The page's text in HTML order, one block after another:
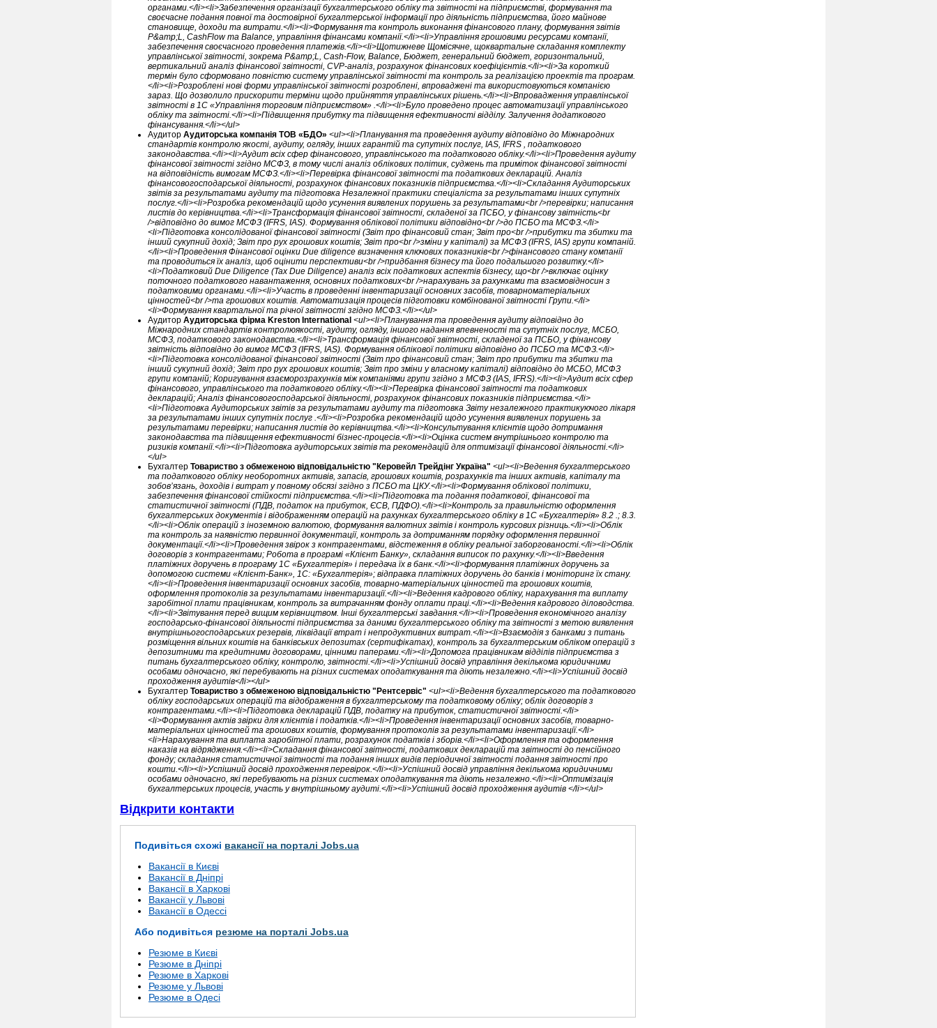
органами.</li><li>Забезпечення організації бухгалтерського обліку та звітності на підприємстві, формування та
своєчасне подання повної та достовірної бухгалтерської інформації про діяльність підприємства, його майнове
становище, доходи та витрати.</li><li>Формування та контроль виконання фінансового плану, формування звітів
P&amp;L, CashFlow та Balance, управління фінансами компанії.</li><li>Управління грошовими ресурсами компанії,
забезпечення своєчасного проведення платежів.</li><li>Щотижневе Щомісячне, щоквартальне складання комплекту
управлінської звітності, зокрема P&amp;L, Cash-Flow, Balance, Бюджет, генеральний бюджет, горизонтальний,
вертикальний аналіз фінансової звітності, СVP-аналіз, розрахунок фінансових коефіцієнтів.</li><li>За короткий
термін було сформовано повністю систему управлінської звітності та контроль за реалізацією проектів та програм.
</li><li>Розроблені нові форми управлінської звітності розроблені, впроваджені та використовуються компанією
зараз. Що дозволило прискорити терміни щодо прийняття управлінських рішень.</li><li>Впровадження управлінської
звітності в 1С «Управління торговим підприємством» .</li><li>Було проведено процес автоматизації управлінського
обліку та звітності.</li><li>Підвищення прибутку та підвищення ефективності відділу. Залучення додаткового
фінансування.</li></ul>
Аудитор Аудиторська компанія ТОВ «БДО» <ul><li>Планування та проведення аудиту відповідно до Міжнародних
стандартів контролю якості, аудиту, огляду, інших гарантій та супутніх послуг, IAS, IFRS , податкового
законодавства.</li><li>Аудит всіх сфер фінансового, управлінського та податкового обліку.</li><li>Проведення аудиту
фінансової звітності згідно МСФЗ, в тому числі аналіз облікових політик, суджень та приміток фінансової звітності
на відповідність вимогам МСФЗ.</li><li>Перевірка фінансової звітності та податкових декларацій. Аналіз
фінансовогосподарської діяльності, розрахунок фінансових показників підприємства.</li><li>Складання Аудиторських
звітів за результатами аудиту та підготовка Незалежної практики спеціаліста за результатами інших супутніх
послуг.</li><li>Розробка рекомендацій щодо усунення виявлених порушень за результатами<br />перевірки; написання
листів до керівництва.</li><li>Трансформація фінансової звітності, складеної за ПСБО, у фінансову звітність<br
/>відповідно до вимог МСФЗ (IFRS, IAS). Формування облікової політики відповідно<br />до ПСБО та МСФЗ.</li>
<li>Підготовка консолідованої фінансової звітності (Звіт про фінансовий стан; Звіт про<br />прибутки та збитки та
інший сукупний дохід; Звіт про рух грошових коштів; Звіт про<br />зміни у капіталі) за МСФЗ (IFRS, IAS) групи компаній.
</li><li>Проведення Фінансової оцінки Due diligence визначення ключових показників<br />фінансового стану компанії
та проводиться їх аналіз, щоб оцінити перспективи<br />придбання бізнесу та його подальшого розвитку.</li>
<li>Податковий Due Diligence (Tax Due Diligence) аналіз всіх податкових аспектів бізнесу, що<br />включає оцінку
поточного податкового навантаження, основних податкових<br />нарахувань за рахунками та взаємовідносин з
податковими органами.</li><li>Участь в проведенні інвентаризації основних засобів, товарноматеріальних
цінностей<br />та грошових коштів. Автоматизація процесів підготовки комбінованої звітності Групи.</li>
<li>Формування квартальної та річної звітності згідно МСФЗ.</li></ul>
Аудитор Аудиторська фірма Kreston International <ul><li>Планування та проведення аудиту відповідно до
Міжнародних стандартів контролюякості, аудиту, огляду, іншого надання впевненості та супутніх послуг, МСБО,
МСФЗ, податкового законодавства.</li><li>Трансформація фінансової звітності, складеної за ПСБО, у фінансову
звітність відповідно до вимог МСФЗ (IFRS, IAS). Формування облікової політики відповідно до ПСБО та МСФЗ.</li>
<li>Підготовка консолідованої фінансової звітності (Звіт про фінансовий стан; Звіт про прибутки та збитки та
інший сукупний дохід; Звіт про рух грошових коштів; Звіт про зміни у власному капіталі) відповідно до МСБО, МСФЗ
групи компаній; Коригування взаєморозрахунків між компаніями групи згідно з МСФЗ (IAS, IFRS).</li><li>Аудит всіх сфер
фінансового, управлінського та податкового обліку.</li><li>Перевірка фінансової звітності та податкових
декларацій; Аналіз фінансовогосподарської діяльності, розрахунок фінансових показників підприємства.</li>
<li>Підготовка Аудиторських звітів за результатами аудиту та підготовка Звіту незалежного практикуючого лікаря
за результатами інших супутніх послуг .</li><li>Розробка рекомендацій щодо усунення виявлених порушень за
результатами перевірки; написання листів до керівництва.</li><li>Консультування клієнтів щодо дотримання
законодавства та підвищення ефективності бізнес-процесів.</li><li>Оцінка систем внутрішнього контролю та
ризиків компанії.</li><li>Підготовка аудиторських звітів та рекомендацій для оптимізації фінансової діяльності.</li>
</ul>
Бухгалтер Товариство з обмеженою відповідальністю "Керовейл Трейдінг Україна" <ul><li>Ведення бухгалтерського
та податкового обліку необоротних активів, запасів, грошових коштів, розрахунків та інших активів, капіталу та
зобов’язань, доходів і витрат у повному обсязі згідно з ПСБО та ЦКУ.</li><li>Формування облікової політики,
забезпечення фінансової стійкості підприємства.</li><li>Підготовка та подання податкової, фінансової та
статистичної звітності (ПДВ, податок на прибуток, ЄСВ, ПДФО).</li><li>Контроль за правильністю оформлення
бухгалтерських документів і відображенням операцій на рахунках бухгалтерського обліку в 1С «Бухгалтерія» 8.2 .; 8.3.
</li><li>Облік операцій з іноземною валютою, формування валютних звітів і контроль курсових різниць.</li><li>Облік
та контроль за наявністю первинної документації, контроль за дотриманням порядку оформлення первинної
документації.</li><li>Проведення звірок з контрагентами, відстеження в обліку реальної заборгованості.</li><li>Облік
договорів з контрагентами; Робота в програмі «Клієнт Банку», складання виписок по рахунку.</li><li>Введення
платіжних доручень в програму 1С «Бухгалтерія» і передача їх в банк.</li><li>формування платіжних доручень за
допомогою системи «Клієнт-Банк», 1С: «Бухгалтерія»; відправка платіжних доручень до банків і моніторинг їх стану.
</li><li>Проведення інвентаризації основних засобів, товарно-матеріальних цінностей та грошових коштів,
оформлення протоколів за результатами інвентаризації.</li><li>Ведення кадрового обліку, нарахування та виплату
заробітної плати працівникам, контроль за витрачанням фонду оплати праці.</li><li>Ведення кадрового діловодства.
</li><li>Звітування перед вищим керівництвом. Інші бухгалтерські завдання.</li><li>Проведення економічного аналізу
господарсько-фінансової діяльності підприємства за даними бухгалтерського обліку та звітності з метою виявлення
внутрішньогосподарських резервів, ліквідації втрат і непродуктивних витрат.</li><li>Взаємодія з банками з питань
розміщення вільних коштів на банківських депозитах (сертифікатах), контроль за бухгалтерським обліком операцій з
депозитними та кредитними договорами, цінними паперами.</li><li>Допомога працівникам відділів підприємства з
питань бухгалтерського обліку, контролю, звітності.</li><li>Успішний досвід управління декількома юридичними
особами одночасно, які перебувають на різних системах оподаткування та діють незалежно.</li><li>Успішний досвід
проходження аудитів</li></ul>
Бухгалтер Товариство з обмеженою відповідальністю "Рентсервіс" <ul><li>Ведення бухгалтерського та податкового
обліку господарських операцій та відображення в бухгалтерському та податковому обліку; облік договорів з
контрагентами.</li><li>Підготовка декларацій ПДВ, податку на прибуток, статистичної звітності.</li>
<li>Формування актів звірки для клієнтів і податків.</li><li>Проведення інвентаризації основних засобів, товарно-
матеріальних цінностей та грошових коштів, формування протоколів за результатами інвентаризації.</li>
<li>Нарахування та виплата заробітної плати, розрахунок податків і зборів.</li><li>Оформлення та оформлення
наказів на відрядження.</li><li>Складання фінансової звітності, податкових декларацій та звітності до пенсійного
фонду; складання статистичної звітності та подання інших видів періодичної звітності подання звітності про
кошти.</li><li>Успішний досвід проходження перевірок.</li><li>Успішний досвід управління декількома юридичними
особами одночасно, які перебувають на різних системах оподаткування та діють незалежно.</li><li>Оптимізація
бухгалтерських процесів, участь у внутрішньому аудиті.</li><li>Успішний досвід проходження аудитів </li></ul>
Відкрити контакти
Подивіться схожі вакансії на порталі Jobs.ua
Вакансії в Києві
Вакансії в Дніпрі
Вакансії в Харкові
Вакансії у Львові
Вакансії в Одессі
Або подивіться резюме на порталі Jobs.ua
Резюме в Києві
Резюме в Дніпрі
Резюме в Харкові
Резюме у Львові
Резюме в Одесі